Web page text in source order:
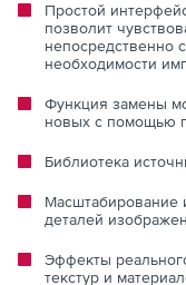
Простой
позволит
непосредственно
необходимости
Функция замены
новых с помощью
Библиотека
Масштабирование
деталей
Эффекты
текстур и